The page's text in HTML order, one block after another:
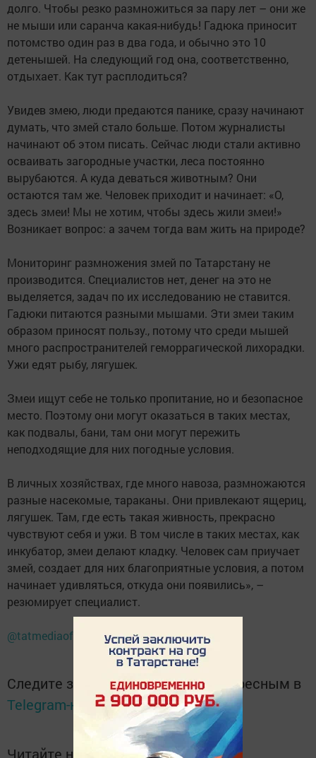
долго. Чтобы резко размножиться за пару лет – они же
не мыши или саранча какая-нибудь! Гадюка приносит
потомство один раз в два года, и обычно это 10
детенышей. На следующий год она, соответственно,
отдыхает. Как тут расплодиться?
Увидев змею, люди предаются панике, сразу начинают
думать, что змей стало больше. Потом журналисты
начинают об этом писать. Сейчас люди стали активно
осваивать загородные участки, леса постоянно
вырубаются. А куда деваться животным? Они
остаются там же. Человек приходит и начинает: «О,
здесь змеи! Мы не хотим, чтобы здесь жили змеи!»
Возникает вопрос: а зачем тогда вам жить на природе?
Мониторинг размножения змей по Татарстану не
производится. Специалистов нет, денег на это не
выделяется, задач по их исследованию не ставится.
Гадюки питаются разными мышами. Эти змеи таким
образом приносят пользу., потому что среди мышей
много распространителей геморрагической лихорадки.
Ужи едят рыбу, лягушек.
Змеи ищут себе не только пропитание, но и безопасное
место. Поэтому они могут оказаться в таких местах,
как подвалы, бани, там они могут пережить
неподходящие для них погодные условия.
В личных хозяйствах, где много навоза, размножаются
разные насекомые, тараканы. Они привлекают ящериц,
лягушек. Там, где есть такая живность, прекрасно
чувствуют себя и ужи. В том числе в таких местах, как
инкубатор, змеи делают кладку. Человек сам приучает
змей, создает для них благоприятные условия, а потом
начинает удивляться, откуда они появились», –
резюмирует специалист.
@tatmediaofficial
Следите за самым важным и интересным в
Telegram-каналеТатмедиа
Читайте новости Татарстана в